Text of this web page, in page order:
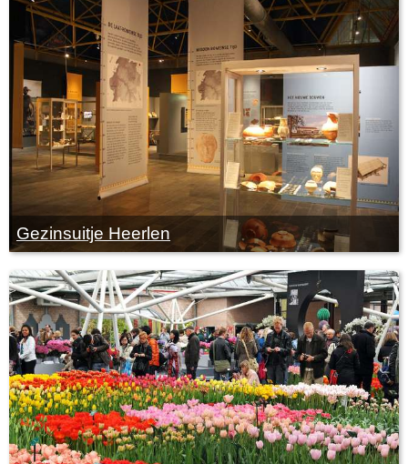
Gezinsuitje Heerlen